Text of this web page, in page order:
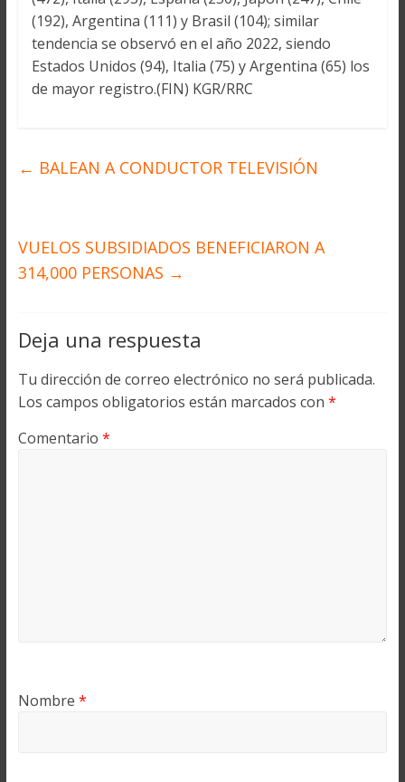
(192), Argentina (111) y Brasil (104); similar
tendencia se observó en el año 2022, siendo
Estados Unidos (94), Italia (75) y Argentina (65) los
de mayor registro.(FIN) KGR/RRC
← BALEAN A CONDUCTOR TELEVISIÓN
VUELOS SUBSIDIADOS BENEFICIARON A
314,000 PERSONAS →
Deja una respuesta
Tu dirección de correo electrónico no será publicada.
Los campos obligatorios están marcados con *
Comentario *
Nombre *